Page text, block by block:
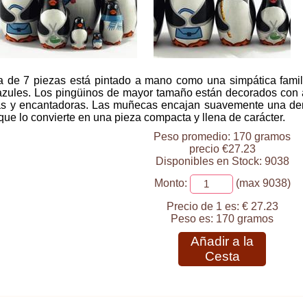
de 7 piezas está pintado a mano como una simpática
Los pingüinos de mayor tamaño están decorados
y encantadoras. Las muñecas encajan suavemente una
lo convierte en una pieza compacta y llena de carácter.
Peso promedio: 170 gramos
precio €27.23
Disponibles en Stock: 9038
Monto:
(max 9038)
Precio de 1 es: € 27.23
Peso es: 170 gramos
Añadir a la
Cesta